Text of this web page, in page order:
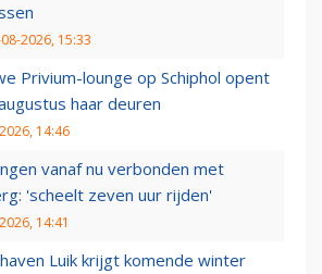
2026, 15:33
Privium-lounge op Schiphol opent
haar deuren
14:46
vanaf nu verbonden met
'scheelt zeven uur rijden'
14:41
Luik krijgt komende winter